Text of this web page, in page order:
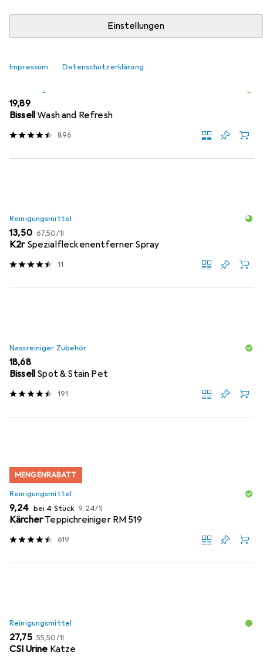
Einstellungen
Impressum Datenschutzerklärung
Relevanz
Produktliste
EUR
19,89
BissellWash and Refresh
896
Reinigungsmittel
EUR
13,50 EUR
67,50/1l
K2r Spezialfleckenentferner Spray
11
Nassreiniger Zubehör
EUR
18,68
Bissell Spot & Stain Pet
191
MENGENRABATT
Reinigungsmittel
EUR
9,24 bei 4 Stück EUR
9,24/1l
KärcherTeppichreiniger RM 519
619
Reinigungsmittel
EUR
27,75 EUR
55,50/1l
CSI Urine Katze